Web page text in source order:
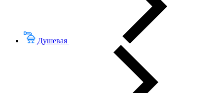
Душевая